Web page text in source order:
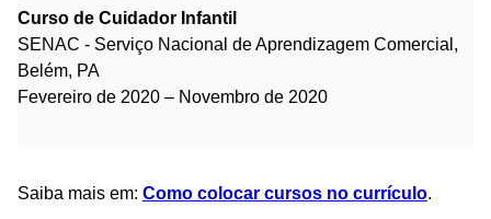
Curso de Cuidador Infantil
SENAC - Serviço Nacional de Aprendizagem Comercial,
Belém, PA
Fevereiro de 2020 – Novembro de 2020
Saiba mais em: Como colocar cursos no currículo.